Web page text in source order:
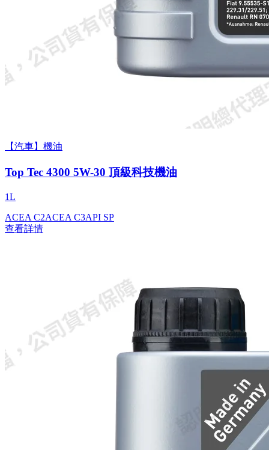
【汽車】機油
Top Tec 4300 5W-30 頂級科技機油
1L
ACEA C2ACEA C3API SP
查看詳情